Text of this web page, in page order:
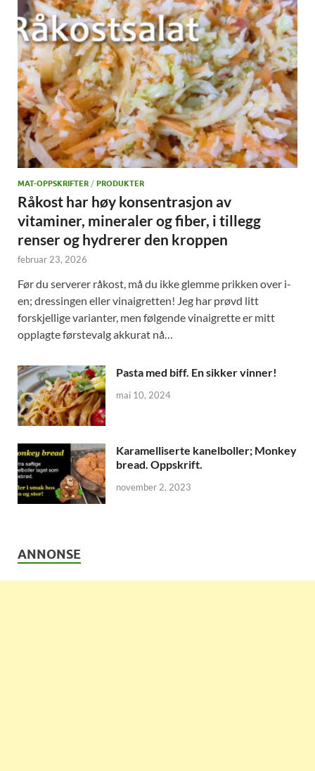
MAT-OPPSKRIFTER / PRODUKTER
Råkost har høy konsentrasjon av
vitaminer, mineraler og fiber, i tillegg
renser og hydrerer den kroppen
februar 23, 2026
Før du serverer råkost, må du ikke glemme prikken over i-
en; dressingen eller vinaigretten! Jeg har prøvd litt
forskjellige varianter, men følgende vinaigrette er mitt
opplagte førstevalg akkurat nå…
Pasta med biff. En sikker vinner!
mai 10, 2024
Karamelliserte kanelboller; Monkey
bread. Oppskrift.
november 2, 2023
ANNONSE